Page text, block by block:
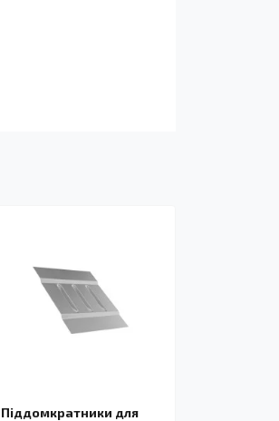
Піддомкратники для